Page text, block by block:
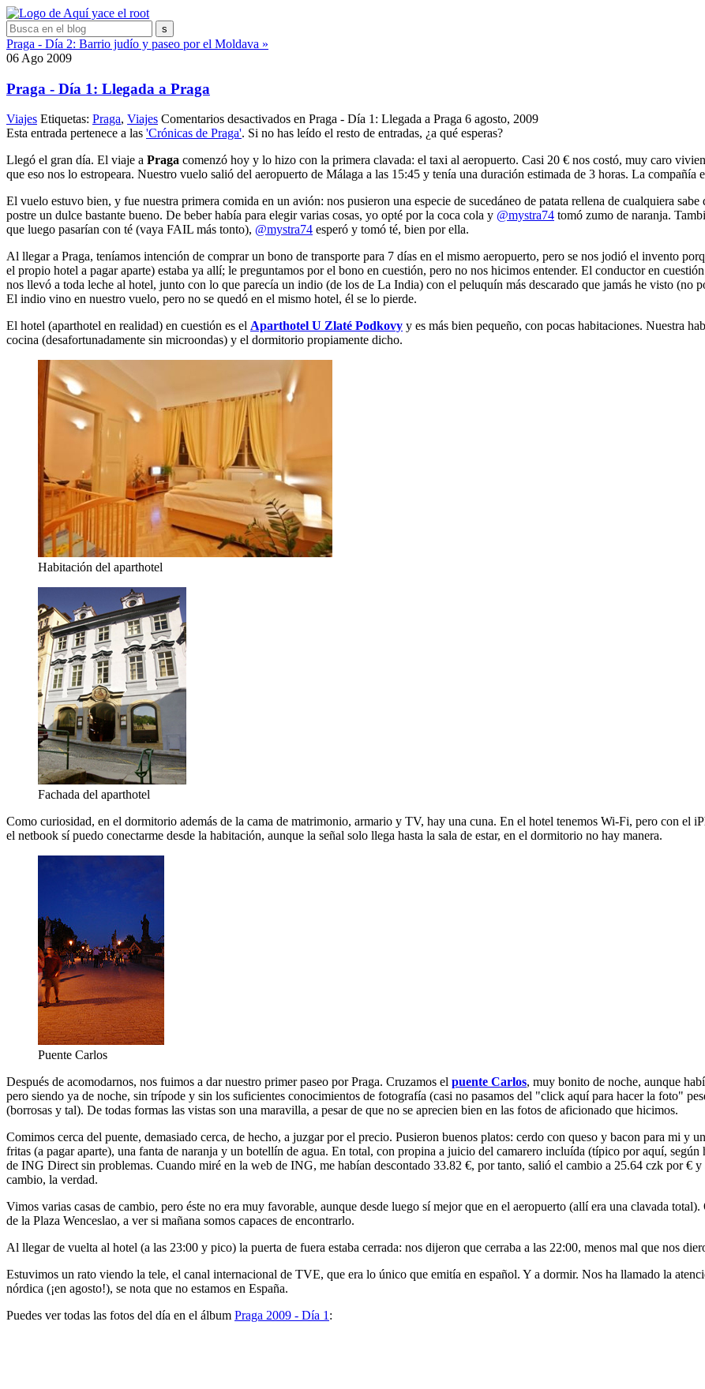
Praga - Día 2: Barrio judío y paseo por el Moldava »
06 Ago 2009
Praga - Día 1: Llegada a Praga
Viajes Etiquetas: Praga, Viajes Comentarios desactivados en Praga - Día 1: Llegada a Praga 6 agosto, 2009
Esta entrada pertenece a las 'Crónicas de Praga'. Si no has leído el resto de entradas, ¿a qué esperas?
Llegó el gran día. El viaje a Praga comenzó hoy y lo hizo con la primera clavada: el taxi al aeropuerto. Casi 20 € nos costó, muy caro
que eso nos lo estropeara. Nuestro vuelo salió del aeropuerto de Málaga a las 15:45 y tenía una duración estimada de 3 horas. La compañía
El vuelo estuvo bien, y fue nuestra primera comida en un avión: nos pusieron una especie de sucedáneo de patata rellena de cualquiera
postre un dulce bastante bueno. De beber había para elegir varias cosas, yo opté por la coca cola y @mystra74 tomó zumo de naranja.
que luego pasarían con té (vaya FAIL más tonto), @mystra74 esperó y tomó té, bien por ella.
Al llegar a Praga, teníamos intención de comprar un bono de transporte para 7 días en el mismo aeropuerto, pero se nos jodió el invento
el propio hotel a pagar aparte) estaba ya allí; le preguntamos por el bono en cuestión, pero no nos hicimos entender. El conductor en
nos llevó a toda leche al hotel, junto con lo que parecía un indio (de los de La India) con el peluquín más descarado que jamás he visto (no
El indio vino en nuestro vuelo, pero no se quedó en el mismo hotel, él se lo pierde.
El hotel (aparthotel en realidad) en cuestión es el Aparthotel U Zlaté Podkovy y es más bien pequeño, con pocas habitaciones. Nuestra
cocina (desafortunadamente sin microondas) y el dormitorio propiamente dicho.
Habitación del aparthotel
Fachada del aparthotel
Como curiosidad, en el dormitorio además de la cama de matrimonio, armario y TV, hay una cuna. En el hotel tenemos Wi-Fi, pero con el
el netbook sí puedo conectarme desde la habitación, aunque la señal solo llega hasta la sala de estar, en el dormitorio no hay manera.
Puente Carlos
Después de acomodarnos, nos fuimos a dar nuestro primer paseo por Praga. Cruzamos el puente Carlos, muy bonito de noche, aunque
pero siendo ya de noche, sin trípode y sin los suficientes conocimientos de fotografía (casi no pasamos del "click aquí para hacer la foto"
(borrosas y tal). De todas formas las vistas son una maravilla, a pesar de que no se aprecien bien en las fotos de aficionado que hicimos.
Comimos cerca del puente, demasiado cerca, de hecho, a juzgar por el precio. Pusieron buenos platos: cerdo con queso y bacon para mi y
fritas (a pagar aparte), una fanta de naranja y un botellín de agua. En total, con propina a juicio del camarero incluída (típico por aquí,
de ING Direct sin problemas. Cuando miré en la web de ING, me habían descontado 33.82 €, por tanto, salió el cambio a 25.64 czk por € y
cambio, la verdad.
Vimos varias casas de cambio, pero éste no era muy favorable, aunque desde luego sí mejor que en el aeropuerto (allí era una clavada
de la Plaza Wenceslao, a ver si mañana somos capaces de encontrarlo.
Al llegar de vuelta al hotel (a las 23:00 y pico) la puerta de fuera estaba cerrada: nos dijeron que cerraba a las 22:00, menos mal que nos
Estuvimos un rato viendo la tele, el canal internacional de TVE, que era lo único que emitía en español. Y a dormir. Nos ha llamado la
nórdica (¡en agosto!), se nota que no estamos en España.
Puedes ver todas las fotos del día en el álbum Praga 2009 - Día 1: